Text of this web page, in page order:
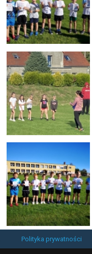
Polityka prywatności